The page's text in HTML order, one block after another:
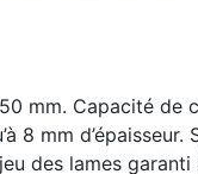
mm. Capacité de
8 mm d’épaisseur.
des lames garanti